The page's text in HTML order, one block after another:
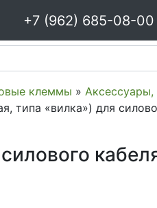
+7 (962) 685-08-00
клеммы » Аксессуары,
типа «вилка») для